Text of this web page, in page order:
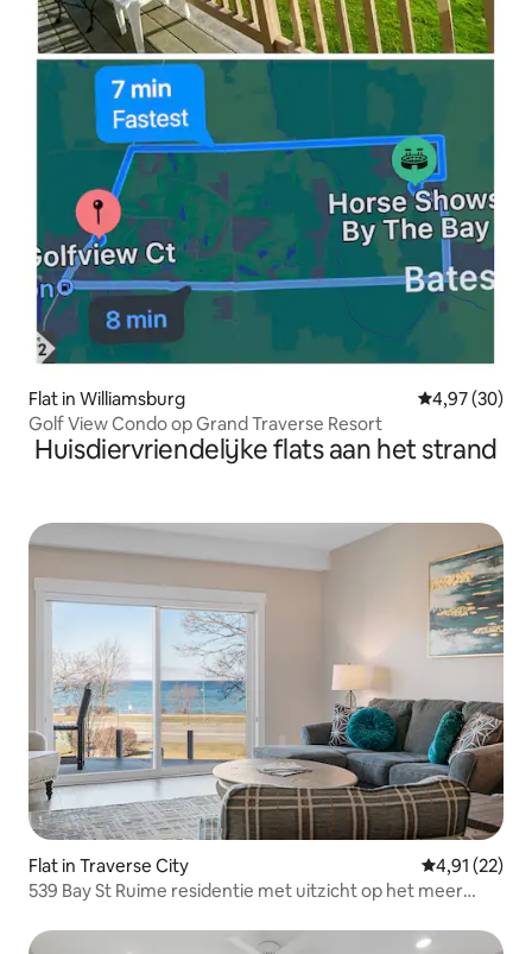
Flat in Williamsburg Gemiddelde
4,97 (30)
Golf View Condo op Grand Traverse Resort
Huisdiervriendelijke flats aan het strand
Flat in Traverse City Gemiddelde
4,91 (22)
539 Bay St Ruime residentie met uitzicht op het meer